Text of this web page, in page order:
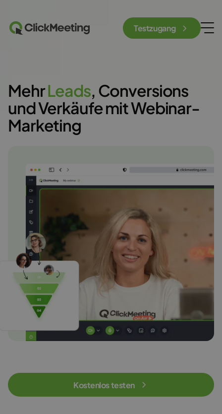
Testzugang
Kostenlos testen
MehrLeads, Conversions
und Verkäufe mit Webinar-
Marketing